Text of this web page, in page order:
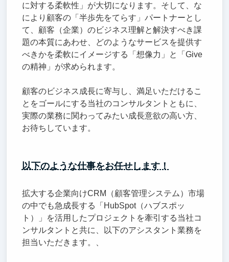
に対する柔軟性」が大切になります。そして、な
により顧客の「半歩先をてらす」パートナーとし
て、顧客（企業）のビジネス理解と解決すべき課
題の本質にあわせ、どのようなサービスを提供す
べきかを柔軟にイメージする「想像力」と「Give
の精神」が求められます。
顧客のビジネス成長に寄与し、満足いただけるこ
とをゴールにする当社のコンサルタントともに、
実際の業務に関わってみたい成長意欲の高い方、
お待ちしています。
以下のような仕事をお任せします！
拡大する企業向けCRM（顧客管理システム）市場
の中でも急成長する「HubSpot（ハブスポッ
ト）」を活用したプロジェクトを牽引する当社コ
ンサルタントと共に、以下のアシスタント業務を
担当いただきます。、